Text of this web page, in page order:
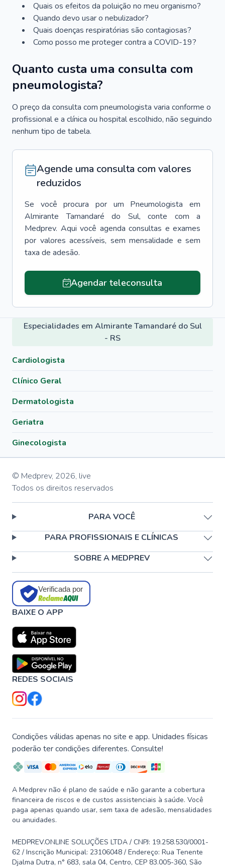
Quais os efeitos da poluição no meu organismo?
Quando devo usar o nebulizador?
Quais doenças respiratórias são contagiosas?
Como posso me proteger contra a COVID-19?
Quanto custa uma consulta com
pneumologista?
O preço da consulta com pneumologista varia conforme o
profissional e a clínica ou hospital escolhido, não seguindo
nenhum tipo de tabela.
Agende uma consulta com valores
reduzidos
Se você procura por um Pneumologista
em
Almirante Tamandaré do Sul, conte com a
Medprev. Aqui você agenda consultas e exames
por valores acessíveis, sem mensalidade e sem
taxa de adesão.
Agendar teleconsulta
Especialidades em Almirante Tamandaré do Sul
- RS
Cardiologista
Clínico Geral
Dermatologista
Geriatra
Ginecologista
© Medprev, 2026, live
Todos os direitos reservados
PARA VOCÊ
PARA PROFISSIONAIS E CLÍNICAS
SOBRE A MEDPREV
Verificada por
BAIXE O APP
REDES SOCIAIS
Condições válidas apenas no site e app. Unidades físicas
poderão ter condições diferentes. Consulte!
A Medprev não é plano de saúde e não garante a cobertura
financeira de riscos e de custos assistenciais à saúde. Você
paga apenas quando usar, sem taxa de adesão, mensalidades
ou anuidades.
MEDPREV.ONLINE SOLUÇÕES LTDA / CNPJ: 19.258.530/0001-
62 / Inscrição Municipal: 23106048 / Endereço: Rua Tenente
Djalma Dutra, n° 683, sala 04, Centro, CEP 83.005-360, São